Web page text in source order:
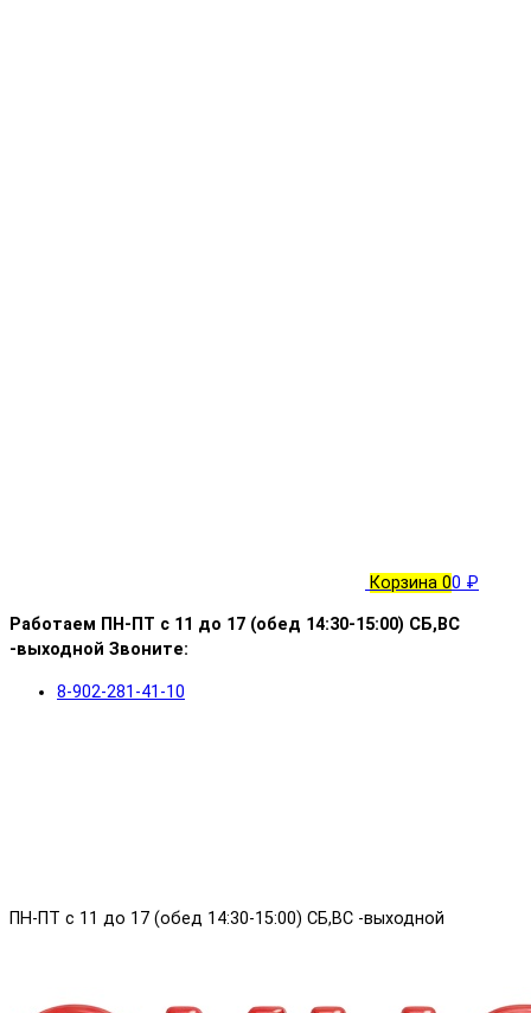
Корзина 00 ₽
Работаем ПН-ПТ с 11 до 17 (обед 14:30-15:00) СБ,ВС
-выходной Звоните:
8-902-281-41-10
ПН-ПТ с 11 до 17 (обед 14:30-15:00) СБ,ВС -выходной